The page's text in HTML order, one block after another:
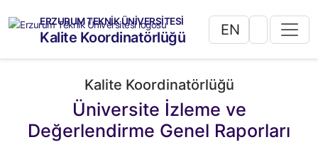
ERZURUM TEKNİK ÜNİVERSİTESİ
Kalite Koordinatörlüğü EN
Kalite Koordinatörlüğü
Üniversite İzleme ve
Değerlendirme Genel Raporları